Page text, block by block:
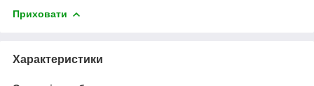
Приховати
Характеристики